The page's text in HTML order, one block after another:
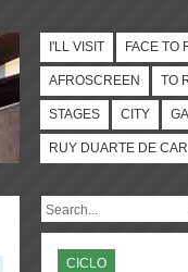
I'LL VISIT FACE TO
AFROSCREEN TO
STAGES CITY
RUY DUARTE DE
CICLO